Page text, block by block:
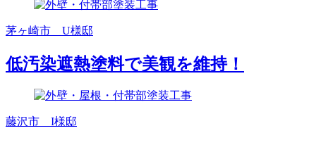
茅ヶ崎市 U様邸
低汚染遮熱塗料で美観を維持！
藤沢市 I様邸